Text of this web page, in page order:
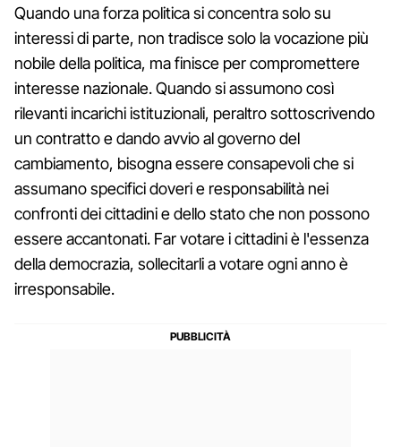
Quando una forza politica si concentra solo su
interessi di parte, non tradisce solo la vocazione più
nobile della politica, ma finisce per compromettere
interesse nazionale. Quando si assumono così
rilevanti incarichi istituzionali, peraltro sottoscrivendo
un contratto e dando avvio al governo del
cambiamento, bisogna essere consapevoli che si
assumano specifici doveri e responsabilità nei
confronti dei cittadini e dello stato che non possono
essere accantonati. Far votare i cittadini è l'essenza
della democrazia, sollecitarli a votare ogni anno è
irresponsabile.